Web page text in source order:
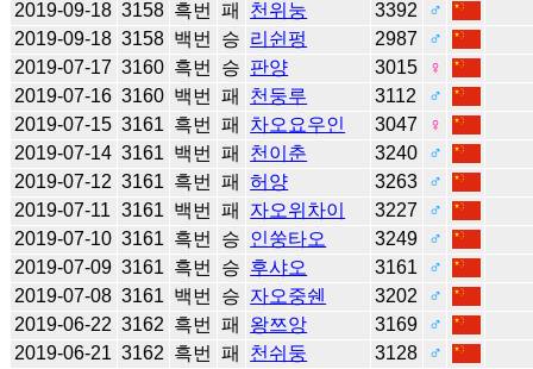
2019-09-18 3158 흑번 패 천위눙 3392
♂
2019-09-18 3158 백번 승 리쉰펑 2987
♂
2019-07-17 3160 흑번 승 판양 3015
♀
2019-07-16 3160 백번 패 천둥루 3112
♂
2019-07-15 3161 흑번 패 차오요우인 3047
♀
2019-07-14 3161 백번 패 천이춘 3240
♂
2019-07-12 3161 흑번 패 허양 3263
♂
2019-07-11 3161 백번 패 자오위차이 3227
♂
2019-07-10 3161 흑번 승 인쑹타오 3249
♂
2019-07-09 3161 흑번 승 후샤오 3161
♂
2019-07-08 3161 백번 승 자오중쉔 3202
♂
2019-06-22 3162 흑번 패 왕쯔앙 3169
♂
2019-06-21 3162 흑번 패 천쉬둥 3128
♂